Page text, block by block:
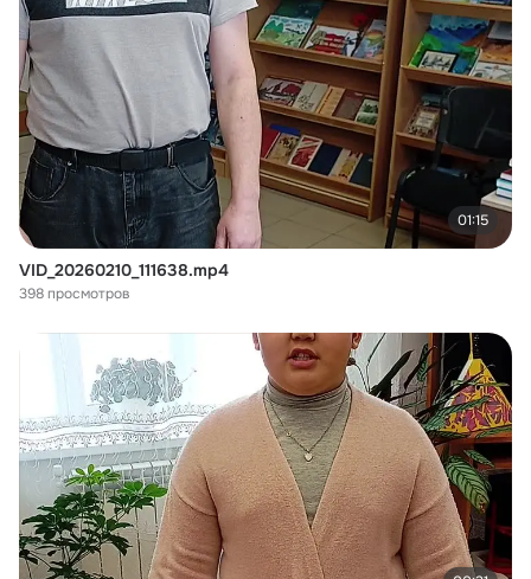
01:15
VID_20260210_111638.mp4
398 просмотров